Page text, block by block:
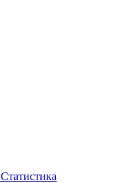
Статистика